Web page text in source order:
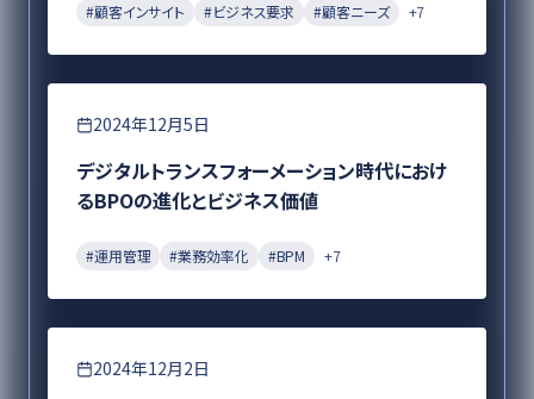
#顧客インサイト #ビジネス要求 #顧客ニーズ +7
DX2024年12月5日
デジタルトランスフォーメーション時代におけ
るBPOの進化とビジネス価値
#運用管理 #業務効率化 #BPM +7
要件定義
2024年12月2日